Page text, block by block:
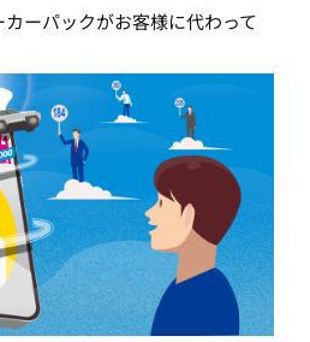
ーパックがお客様に代わって